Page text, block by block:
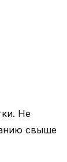
Не
свыше